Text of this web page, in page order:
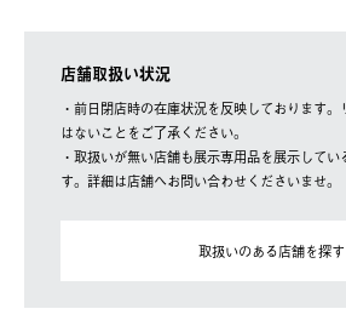
店舗取扱い状況
・前日閉店時の在庫状況を反映しております
はないことをご了承ください。
・取扱いが無い店舗も展示専用品を展示して
す。詳細は店舗へお問い合わせくださいませ。
取扱いのある店舗を探す